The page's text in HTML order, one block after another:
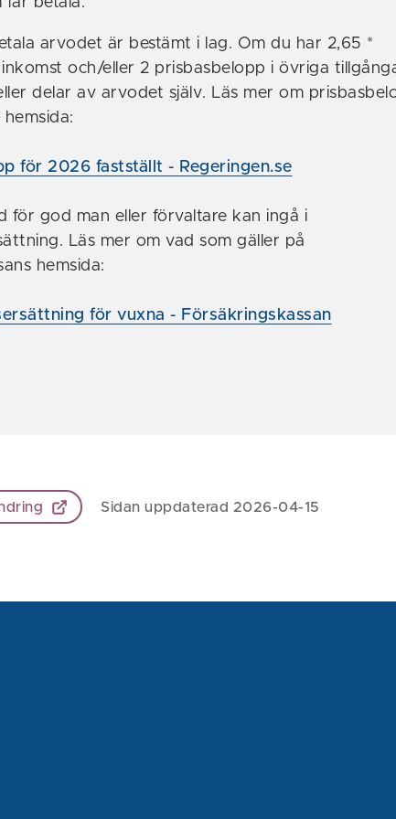
arvodet är bestämt i lag. Om du har 2,65 *
och/eller 2 prisbasbelopp i övriga
delar av arvodet själv. Läs mer om
för 2026 fastställt - Regeringen.se
för god man eller förvaltare kan ingå i
Läs mer om vad som gäller på
hemsida:
för vuxna - Försäkringskassan
Sidan uppdaterad 2026-04-15